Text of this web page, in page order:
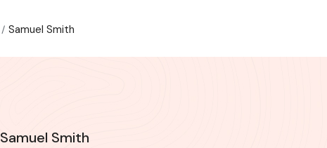
Samuel Smith
Samuel Smith